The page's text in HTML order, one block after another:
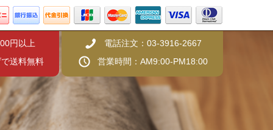
円以上
送料無料
電話注文：03-3916-2667
営業時間：AM9:00-PM18:00